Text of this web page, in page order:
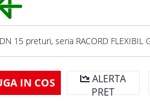
15 preturi, seria RACORD FLEXIBIL
IN COS
ALERTA
PRET